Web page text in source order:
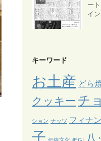
ー
イ
キーワード
お土産 どら
クッキー チ
ション ナッツ フィナ
子
八